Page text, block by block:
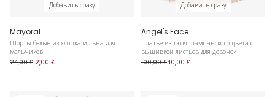
Добавить сразу
Mayoral
Шорты белые из хлопка и льна для
мальчиков
24,00 £12,00 £
Добавить сразу
Angel's Face
Платье из тюля шампанского цвета с
вышивкой листьев для девочек
100,00 £40,00 £